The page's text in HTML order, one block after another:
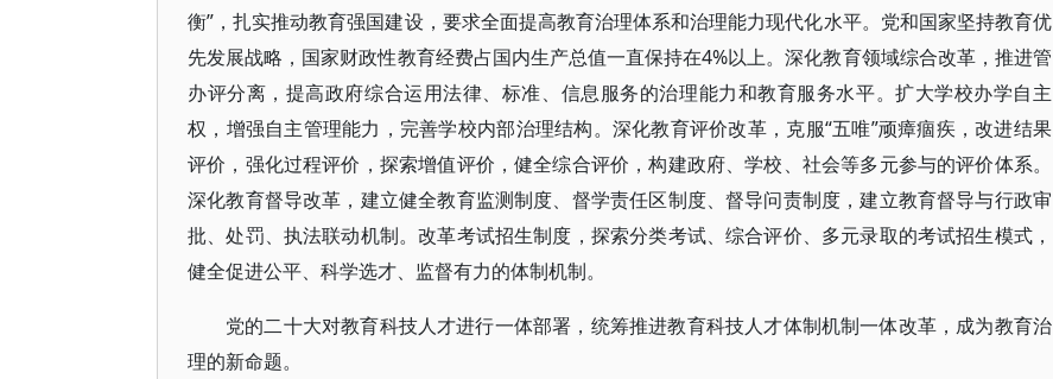
衡”，扎实推动教育强国建设，要求全面提高教育治理体系和治理能力现代化水平。党和国家坚持教育优
先发展战略，国家财政性教育经费占国内生产总值一直保持在4%以上。深化教育领域综合改革，推进管
办评分离，提高政府综合运用法律、标准、信息服务的治理能力和教育服务水平。扩大学校办学自主
权，增强自主管理能力，完善学校内部治理结构。深化教育评价改革，克服“五唯”顽瘴痼疾，改进结果
评价，强化过程评价，探索增值评价，健全综合评价，构建政府、学校、社会等多元参与的评价体系。
深化教育督导改革，建立健全教育监测制度、督学责任区制度、督导问责制度，建立教育督导与行政审
批、处罚、执法联动机制。改革考试招生制度，探索分类考试、综合评价、多元录取的考试招生模式，
健全促进公平、科学选才、监督有力的体制机制。
党的二十大对教育科技人才进行一体部署，统筹推进教育科技人才体制机制一体改革，成为教育治
理的新命题。